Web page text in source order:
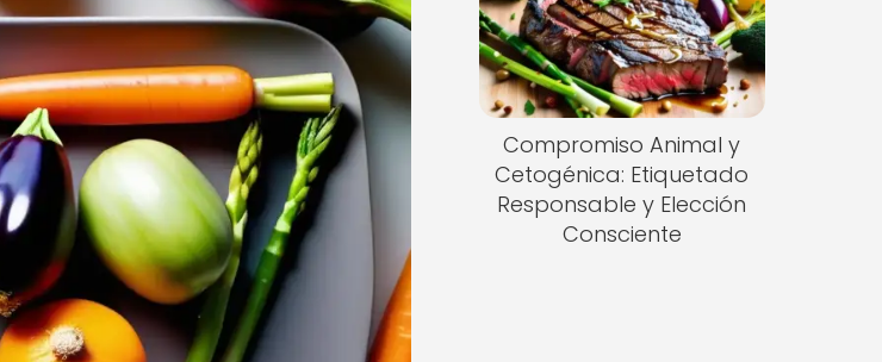
Compromiso Animal y
Cetogénica: Etiquetado
Responsable y Elección
Consciente